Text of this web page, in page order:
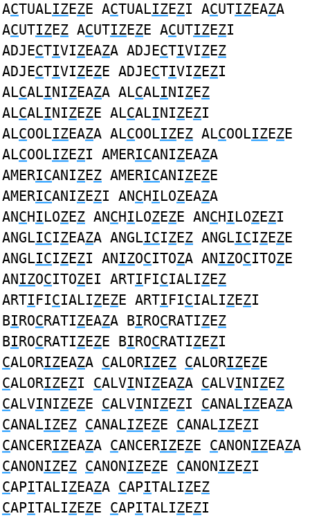
ACTUALIZEZE ACTUALIZEZI ACUTIZEAZA
ACUTIZEZ ACUTIZEZE ACUTIZEZI
ADJECTIVIZEAZA ADJECTIVIZEZ
ADJECTIVIZEZE ADJECTIVIZEZI
ALCALINIZEAZA ALCALINIZEZ
ALCALINIZEZE ALCALINIZEZI
ALCOOLIZEAZA ALCOOLIZEZ ALCOOLIZEZE
ALCOOLIZEZI AMERICANIZEAZA
AMERICANIZEZ AMERICANIZEZE
AMERICANIZEZI ANCHILOZEAZA
ANCHILOZEZ ANCHILOZEZE ANCHILOZEZI
ANGLICIZEAZA ANGLICIZEZ ANGLICIZEZE
ANGLICIZEZI ANIZOCITOZA ANIZOCITOZE
ANIZOCITOZEI ARTIFICIALIZEZ
ARTIFICIALIZEZE ARTIFICIALIZEZI
BIROCRATIZEAZA BIROCRATIZEZ
BIROCRATIZEZE BIROCRATIZEZI
CALORIZEAZA CALORIZEZ CALORIZEZE
CALORIZEZI CALVINIZEAZA CALVINIZEZ
CALVINIZEZE CALVINIZEZI CANALIZEAZA
CANALIZEZ CANALIZEZE CANALIZEZI
CANCERIZEAZA CANCERIZEZE CANONIZEAZA
CANONIZEZ CANONIZEZE CANONIZEZI
CAPITALIZEAZA CAPITALIZEZ
CAPITALIZEZE CAPITALIZEZI